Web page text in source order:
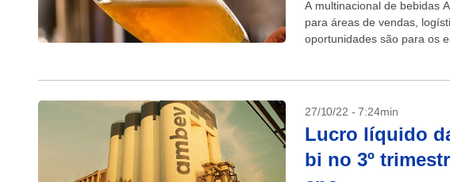
A multinacional de bebidas
para áreas de vendas,
oportunidades são para os
27/10/22 - 7:24min
Lucro líquido
bi no 3º